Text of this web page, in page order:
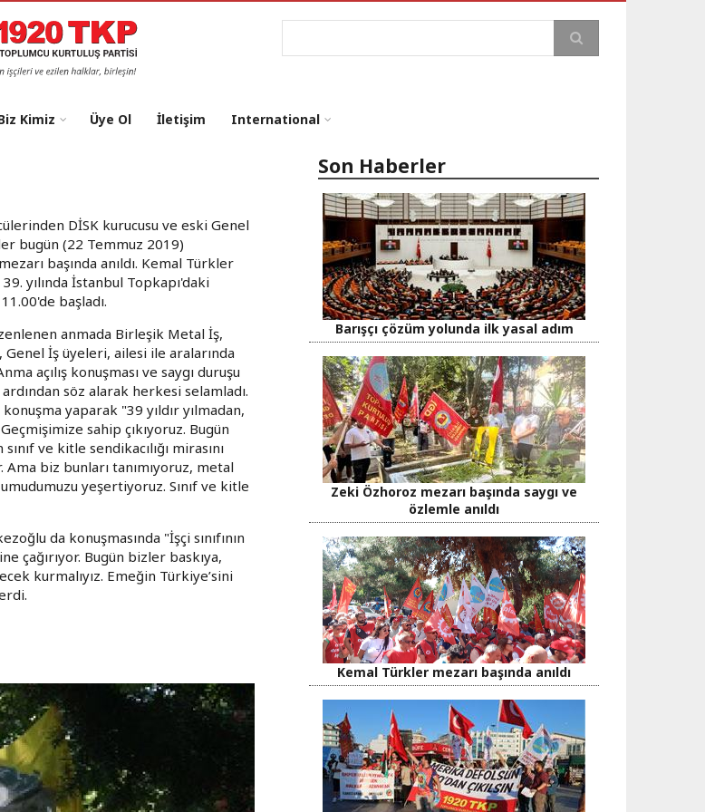
Ara
Kimiz Üye Ol İletişim International
DİSK kurucusu ve eski Genel
bugün (22 Temmuz 2019)
başında anıldı. Kemal Türkler
yılında İstanbul Topkapı'daki
başladı.
anmada Birleşik Metal İş,
Genel İş üyeleri, ailesi ile aralarında
açılış konuşması ve saygı duruşu
söz alarak herkesi selamladı.
yaparak "39 yıldır yılmadan,
sahip çıkıyoruz. Bugün
ve kitle sendikacılığı mirasını
Ama biz bunları tanımıyoruz, metal
yeşertiyoruz. Sınıf ve kitle
da konuşmasında "İşçi sınıfının
çağırıyor. Bugün bizler baskıya,
kurmalıyız. Emeğin Türkiye’sini
Son Haberler
Barışçı çözüm yolunda ilk yasal adım
Zeki Özhoroz mezarı başında saygı ve
özlemle anıldı
Kemal Türkler mezarı başında anıldı